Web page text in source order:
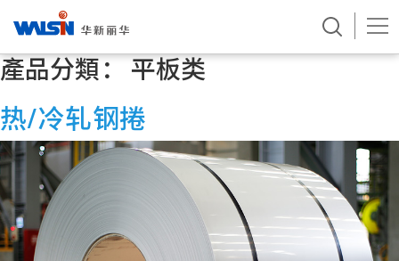
Skip
to
產品分類： 平板类
热/冷轧钢捲